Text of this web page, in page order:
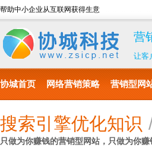
帮助中小企业从互联网获得生意
营
让客
协城首页 网络营销策略 营销型网
搜索引擎优化知识
只做为你赚钱的营销型网站，只做为你